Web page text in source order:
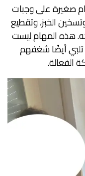
صغيرة على وجبات
الخبز، وتقطيع
هذه المهام ليست
أيضًا شغفهم
الفعالة.